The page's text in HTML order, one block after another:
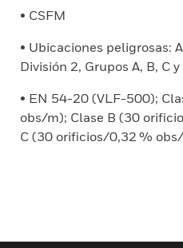
• CSFM
• Ubicaciones peligrosas:
División 2, Grupos A, B, C y
• EN 54-20 (VLF-500);
obs/m); Clase B (30
C (30 orificios/0,32 %